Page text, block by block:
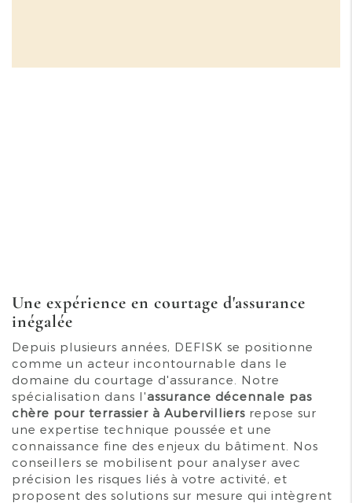
Une expérience en courtage d'assurance
inégalée
Depuis plusieurs années, DEFISK se positionne
comme un acteur incontournable dans le
domaine du courtage d'assurance. Notre
spécialisation dans l'assurance décennale pas
chère pour terrassier à Aubervilliers repose sur
une expertise technique poussée et une
connaissance fine des enjeux du bâtiment. Nos
conseillers se mobilisent pour analyser avec
précision les risques liés à votre activité, et
proposent des solutions sur mesure qui intègrent